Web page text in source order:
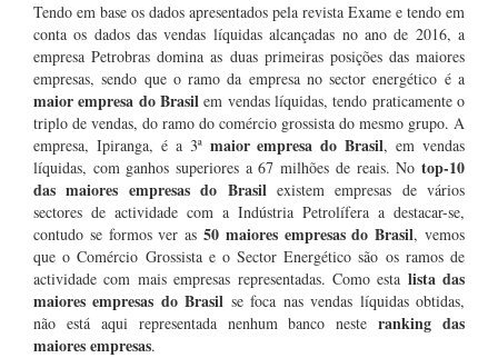
Tendo em base os dados apresentados pela revista Exame e tendo em
conta os dados das vendas líquidas alcançadas no ano de 2016, a
empresa Petrobras domina as duas primeiras posições das maiores
empresas, sendo que o ramo da empresa no sector energético é a
maior empresa do Brasil em vendas líquidas, tendo praticamente o
triplo de vendas, do ramo do comércio grossista do mesmo grupo. A
empresa, Ipiranga, é a 3ª maior empresa do Brasil, em vendas
líquidas, com ganhos superiores a 67 milhões de reais. No top-10
das maiores empresas do Brasilexistem empresas de vários
sectores de actividade com a Indústria Petrolífera a destacar-se,
contudo se formos ver as 50 maiores empresas do Brasil, vemos
que o Comércio Grossista e o Sector Energético são os ramos de
actividade com mais empresas representadas. Como esta lista das
maiores empresas do Brasil se foca nas vendas líquidas obtidas,
não está aqui representada nenhum banco nesteranking das
maiores empresas.